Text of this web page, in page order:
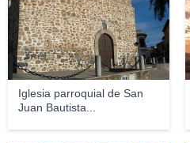
Iglesia parroquial de San
Juan Bautista...